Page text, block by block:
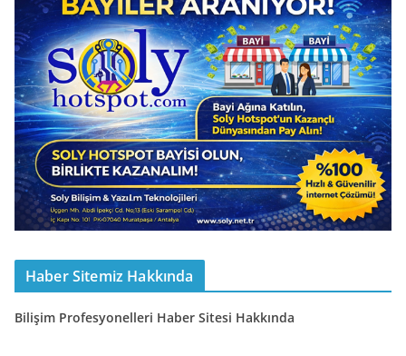
Haber Sitemiz Hakkında
Bilişim Profesyonelleri Haber Sitesi Hakkında